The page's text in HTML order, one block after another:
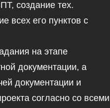
создание тех.
всех его пунктов с
на этапе
документации, а
документации и
согласно со всеми